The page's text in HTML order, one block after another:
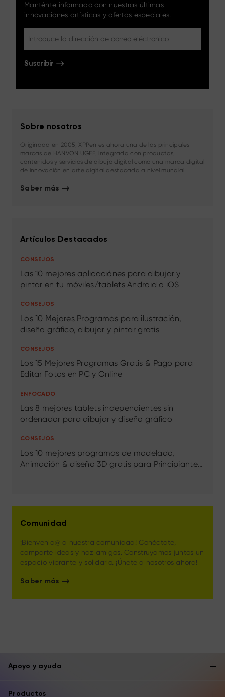
Manténte informado con nuestras últimas
innovaciones artísticas y ofertas especiales.
Suscribir
Sobre nosotros
Originada en 2005, XPPen es ahora una de las principales
marcas de HANVON UGEE, integrada con productos,
contenidos y servicios de dibujo digital como una marca digital
de innovación en arte digital destacada a nivel mundial.
Saber más
Artículos Destacados
CONSEJOS
Las 10 mejores aplicaciónes para dibujar y
pintar en tu móviles/tablets Android o iOS
CONSEJOS
Los 10 Mejores Programas para ilustración,
diseño gráfico, dibujar y pintar gratis
CONSEJOS
Los 15 Mejores Programas Gratis & Pago para
Editar Fotos en PC y Online
ENFOCADO
Las 8 mejores tablets independientes sin
ordenador para dibujar y diseño gráfico
CONSEJOS
Los 10 mejores programas de modelado,
Animación & diseño 3D gratis para Principiantes
Comunidad
¡Bienvenid@ a nuestra comunidad! Conéctate,
comparte ideas y haz amigos. Construyamos juntos un
espacio vibrante y solidario. ¡Únete a nosotros ahora!
Saber más
Apoyo y ayuda
Productos